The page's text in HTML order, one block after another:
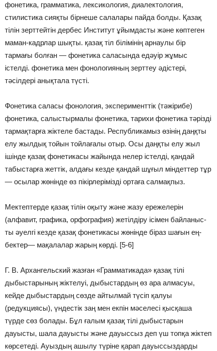
фонетика, грамматика, лексикология, диалектология,
стилистика сияқты бірнеше салалары пайда болды. Қазақ
тілін зерттейтін дербес Институт ұйымдасты және көптеген
маман-кадрлар шықты. қазақ тіл білімінің арнаулы бір
тармағы болған — фонетика саласында едәуір жұмыс
істелді. фонетика мен фонологияның зерттеу әдістері,
тәсілдері анықтала түсті.
Фонетика саласы фонология, эксперименттік (тәжірибе)
фонетика, салыстырмалы фонетика, тарихи фонетика тәрізді
тармақтарға жіктеле бастады. Республикамыз өзінің даңқты
елу жылдық тойын тойлағалы отыр. Осы даңқты елу жыл
ішінде қазақ фонетикасы жайында нелер істелді, қандай
табыстарға жеттік, алдағы кезде қандай шұғыл міндеттер тұр
— осылар жөнінде өз пікірлерімізді ортаға салмақпыз.
Мектептерде қазақ тілін оқыту және жазу ережелерін
(алфавит, графика, орфография) жетілдіру ісімен байланыс­
ты әуелгі кезде қазақ фонетикасы жөнінде біраз шағын ең-
бектер— мақалалар жарың көрді. [5-6]
Г. В. Архангельский жазған «Грамматикада» қазақ тілі
дыбыстарының жіктелуі, дыбыстардың өз ара алмасуы,
кейде дыбыстардың сөзде айтылмай түсіп қалуы
(редукциясы), үндестік заң мен екпін мәселесі қысқаша
түрде сөз болады. Бұл ғалым қазақ тілі дыбыстарын
дауысты, шала дауысты және дауыссыз деп үш топқа жіктеп
көрсетеді. Ауыздың ашылу түріне қарап дауыссыздарды